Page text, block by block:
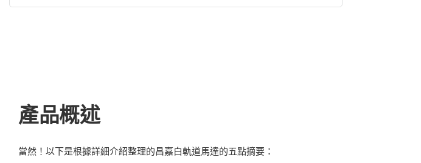
產品概述
當然！以下是根據詳細介紹整理的昌嘉白軌道馬達的五點摘要：